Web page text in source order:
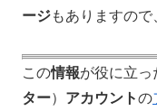
ージもありますの
この情報が役に立っ
ター） アカウントの